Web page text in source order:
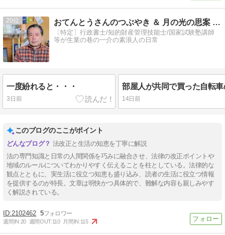
20 おてんとうさんのつぶやき ＆ 月の光の思案 ＋ …
〔特定〕行政書士/知的財産管理技能士/国家試験塾講師
等が生業の巷の一介の素浪人の日常
一度紛れると・・・
3日前 14日前
このブログのここがポイント
法改正と生活の知恵を丁寧に解説
法の専門知識と日常の人間関係を巧みに融合させ、法律の改正ポイントや
地域のルールについてわかりやすく伝えることを柱としている。法律的な
観点とともに、実生活に役立つ知恵も盛り込み、読者の生活に役立つ情報
を提供するのが特長。文章は明快かつ具体的で、難解な内容も親しみやす
く解説されている。
2102462 5
週間IN:20 週間OUT:110 月間IN:115